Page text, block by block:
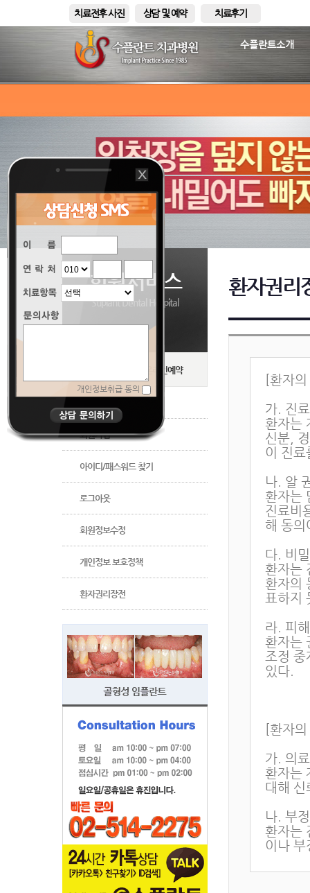
치료전후 사진 상담 및 예약 치료후기
수플란트소개
회원서비스
Suplant Dental Hospital
온라인예약
회원가입
아이디/패스워드 찾기
로그아웃
회원정보수정
개인정보 보호정책
환자권리장전
환자권리
개인정보취급 동의